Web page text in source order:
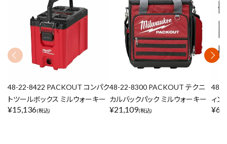
48-22-8422 PACKOUT コンパク
トツールボックス ミルウォーキー
¥15,136(税込)
48-22-8300 PACKOUT テクニ
カルバックパック ミルウォーキー
¥21,109(税込)
48-
ィン
¥